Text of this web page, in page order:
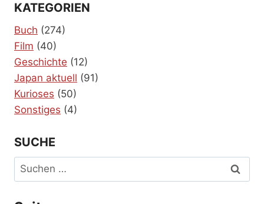
KATEGORIEN
Buch (274)
Film (40)
Geschichte (12)
Japan aktuell (91)
Kurioses (50)
Sonstiges (4)
SUCHE
Suchen
nach: